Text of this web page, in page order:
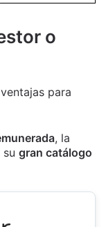
o
para
, la
su gran catálogo